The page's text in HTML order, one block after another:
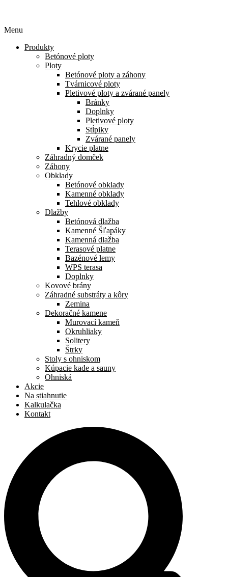
Menu
Produkty
Betónové ploty
Ploty
Betónové ploty a záhony
Tvárnicové ploty
Pletivové ploty a zvárané panely
Bránky
Doplnky
Pletivové ploty
Stĺpiky
Zvárané panely
Krycie platne
Záhradný domček
Záhony
Obklady
Betónové obklady
Kamenné obklady
Tehlové obklady
Dlažby
Betónová dlažba
Kamenné Šľapáky
Kamenná dlažba
Terasové platne
Bazénové lemy
WPS terasa
Doplnky
Kovové brány
Záhradné substráty a kôry
Zemina
Dekoračné kamene
Murovací kameň
Okruhliaky
Solitery
Štrky
Stoly s ohniskom
Kúpacie kade a sauny
Ohniská
Akcie
Na stiahnutie
Kalkulačka
Kontakt